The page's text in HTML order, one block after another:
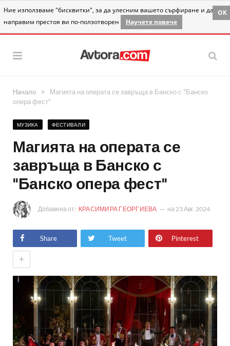
Ние използваме "бисквитки", за да улесним вашето сърфиране и да
направим престоя ви по-ползотворен
Научете повече
OK
Начало »
Магията на операта се завръща в Банско с "Банско
опера фест"
МУЗИКА ФЕСТИВАЛИ
Магията на операта се
завръща в Банско с
"Банско опера фест"
Добавена от: КРАСИМИРА ГЕОРГИЕВА на 23 Авг. 2024
Share Tweet Pinterest
+